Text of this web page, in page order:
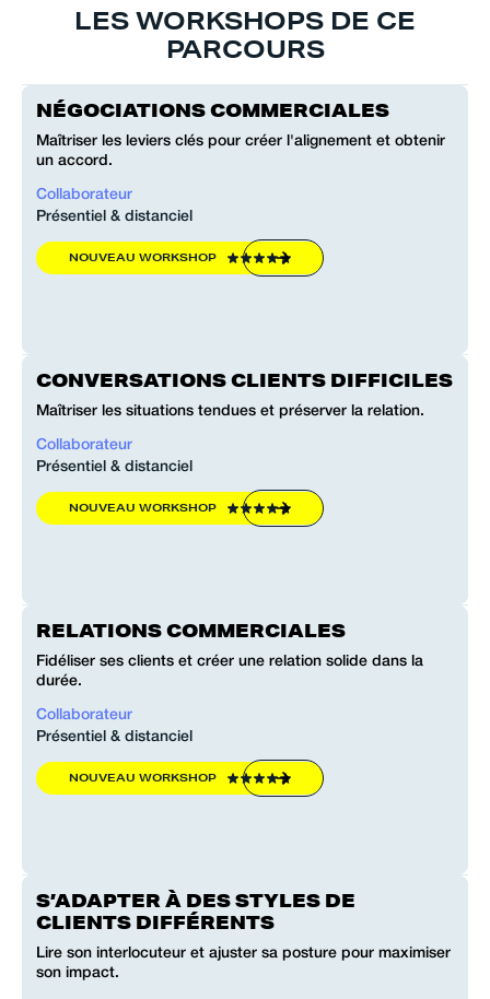
LES WORKSHOPS DE CE
PARCOURS
NÉGOCIATIONS COMMERCIALES
Maîtriser les leviers clés pour créer l'alignement et obtenir
un accord.
Collaborateur
Présentiel & distanciel
NOUVEAU WORKSHOP
CONVERSATIONS CLIENTS DIFFICILES
Maîtriser les situations tendues et préserver la relation.
Collaborateur
Présentiel & distanciel
NOUVEAU WORKSHOP
RELATIONS COMMERCIALES
Fidéliser ses clients et créer une relation solide dans la
durée.
Collaborateur
Présentiel & distanciel
NOUVEAU WORKSHOP
S’ADAPTER À DES STYLES DE
CLIENTS DIFFÉRENTS
Lire son interlocuteur et ajuster sa posture pour maximiser
son impact.